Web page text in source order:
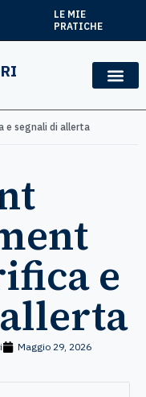
LE MIE
PRATICHE
e segnali di allerta
e
Maggio 29, 2026